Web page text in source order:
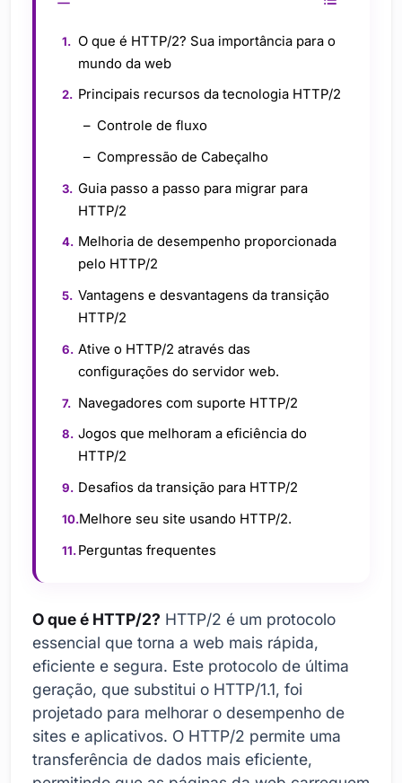
O que é HTTP/2? Sua importância para o
mundo da web
Principais recursos da tecnologia HTTP/2
Controle de fluxo
Compressão de Cabeçalho
Guia passo a passo para migrar para
HTTP/2
Melhoria de desempenho proporcionada
pelo HTTP/2
Vantagens e desvantagens da transição
HTTP/2
Ative o HTTP/2 através das
configurações do servidor web.
Navegadores com suporte HTTP/2
Jogos que melhoram a eficiência do
HTTP/2
Desafios da transição para HTTP/2
Melhore seu site usando HTTP/2.
Perguntas frequentes
O que é HTTP/2? HTTP/2 é um protocolo
essencial que torna a web mais rápida,
eficiente e segura. Este protocolo de última
geração, que substitui o HTTP/1.1, foi
projetado para melhorar o desempenho de
sites e aplicativos. O HTTP/2 permite uma
transferência de dados mais eficiente,